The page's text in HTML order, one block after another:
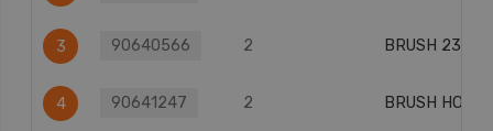
3 90640566 2 BRUSH 230V
4 90641247 2 BRUSH